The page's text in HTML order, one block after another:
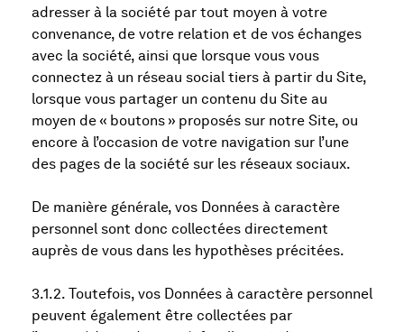
adresser à la société par tout moyen à votre
convenance, de votre relation et de vos échanges
avec la société, ainsi que lorsque vous vous
connectez à un réseau social tiers à partir du Site,
lorsque vous partager un contenu du Site au
moyen de « boutons » proposés sur notre Site, ou
encore à l’occasion de votre navigation sur l’une
des pages de la société sur les réseaux sociaux.
De manière générale, vos Données à caractère
personnel sont donc collectées directement
auprès de vous dans les hypothèses précitées.
3.1.2. Toutefois, vos Données à caractère personnel
peuvent également être collectées par